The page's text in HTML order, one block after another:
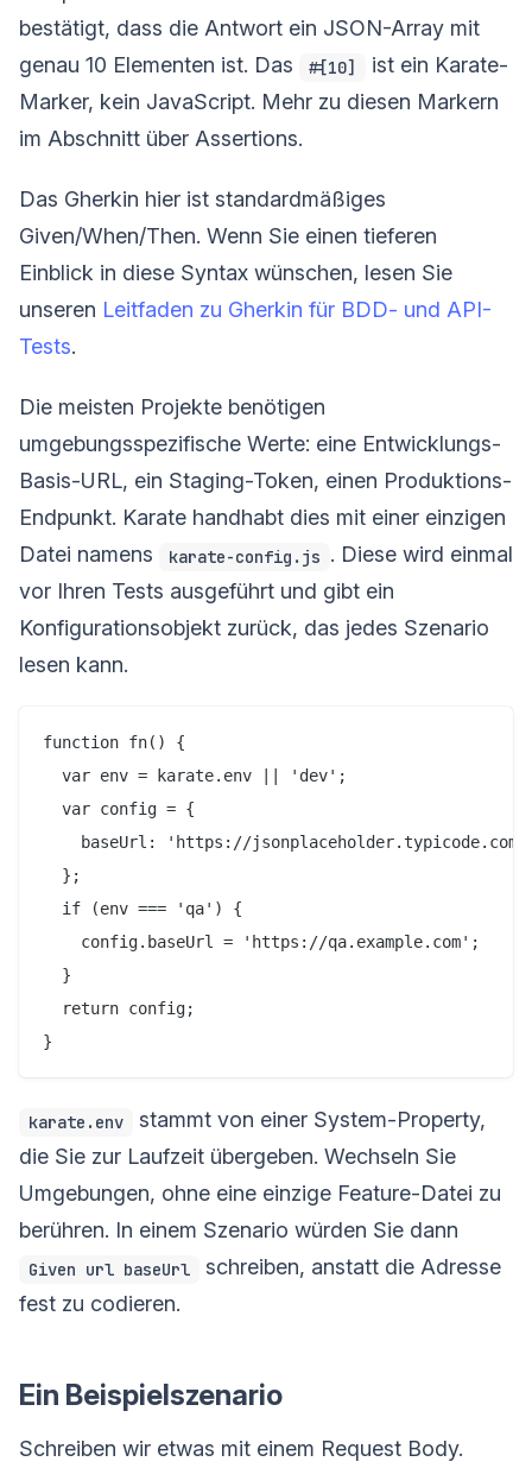
bestätigt, dass die Antwort ein JSON-Array mit
genau 10 Elementen ist. Das
#[10]
ist ein Karate-
Marker, kein JavaScript. Mehr zu diesen Markern
im Abschnitt über Assertions.
Das Gherkin hier ist standardmäßiges
Given/When/Then. Wenn Sie einen tieferen
Einblick in diese Syntax wünschen, lesen Sie
unseren Leitfaden zu Gherkin für BDD- und API-
Tests.
Die meisten Projekte benötigen
umgebungsspezifische Werte: eine Entwicklungs-
Basis-URL, ein Staging-Token, einen Produktions-
Endpunkt. Karate handhabt dies mit einer einzigen
Datei namens
karate-config.js . Diese wird einmal
vor Ihren Tests ausgeführt und gibt ein
Konfigurationsobjekt zurück, das jedes Szenario
lesen kann.
function fn() {
  var env = karate.env || 'dev';
  var config = {
    baseUrl: 'https://jsonplaceholder.typicode.com'
  };
  if (env === 'qa') {
    config.baseUrl = 'https://qa.example.com';
  }
  return config;
karate.env
stammt von einer System-Property,
die Sie zur Laufzeit übergeben. Wechseln Sie
Umgebungen, ohne eine einzige Feature-Datei zu
berühren. In einem Szenario würden Sie dann
Given url baseUrl
schreiben, anstatt die Adresse
fest zu codieren.
Ein Beispielszenario
Schreiben wir etwas mit einem Request Body.